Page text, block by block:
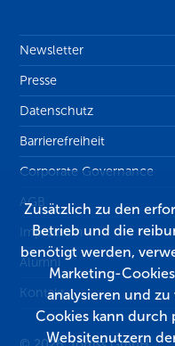
Newsletter
Presse
Datenschutz
Barrierefreiheit
Corporate Governance
AGB
Impressum
Alumni
Kontakt
Zusätzlich zu den
Betrieb und die
benötigt werden,
Marketing-
analysieren und
Cookies kann durch
Websitenutzern